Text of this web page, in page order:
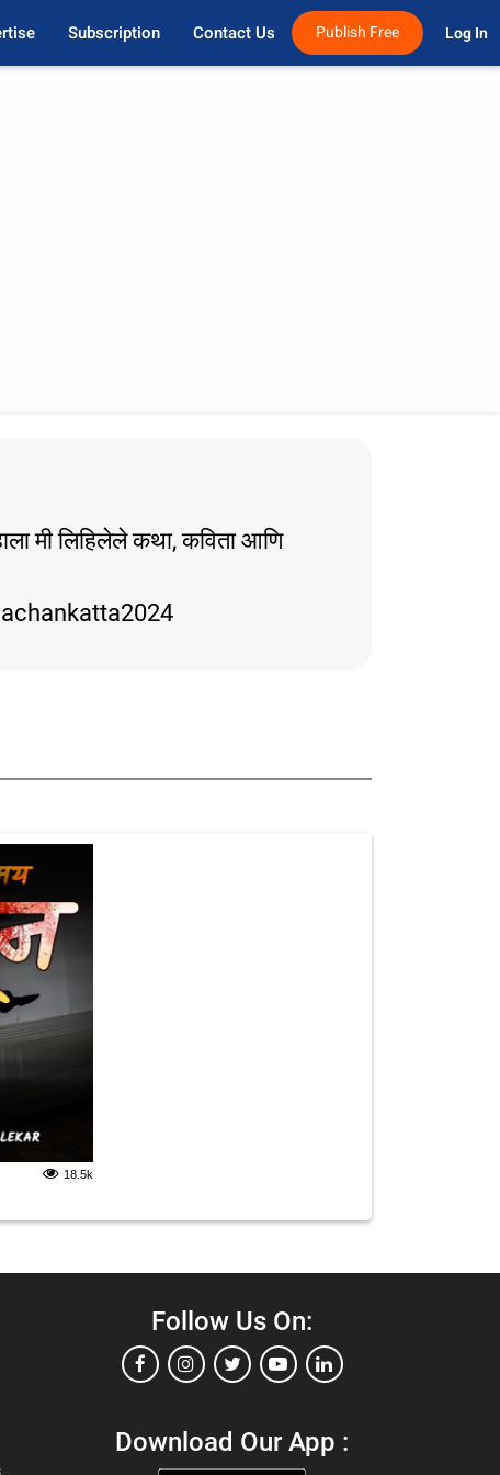
Subscription Contact Us Publish Free Log In
मी लिहिलेले कथा, कविता आणि
18.5k
Follow Us On:
Download Our App :